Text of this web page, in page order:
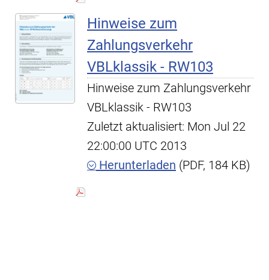
Hinweise zum
Zahlungsverkehr
VBLklassik - RW103
Hinweise zum Zahlungsverkehr
VBLklassik - RW103
Zuletzt aktualisiert: Mon Jul 22
22:00:00 UTC 2013
Herunterladen (PDF, 184 KB)